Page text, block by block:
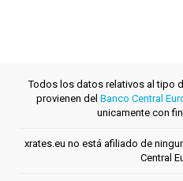
Todos los datos relativos al tipo
provienen del Banco Central
unicamente con
xrates.eu no está afiliado de
Central